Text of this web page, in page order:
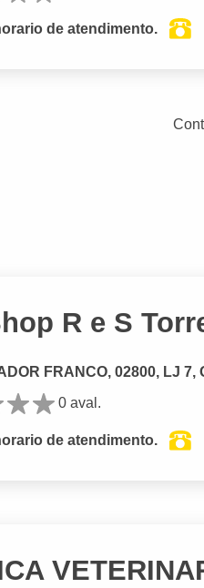
de atendimento.
R e S
FRANCO, 02800, LJ
0 aval.
de atendimento.